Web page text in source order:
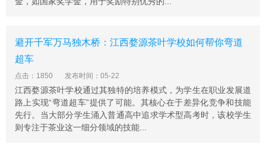
避开千军万马独木桥：江西婺源茶叶学校如何帮你弯道
超车
点击：1850 发布时间：05-22
江西婺源茶叶学校通过其独特的培养模式，为学生在职业发展道
路上实现“弯道超车”提供了可能。其核心在于差异化竞争和技能
先行。当大部分学生涌入普通高中追求学术型高考时，该校学生
则专注于茶业这一细分领域的技能...